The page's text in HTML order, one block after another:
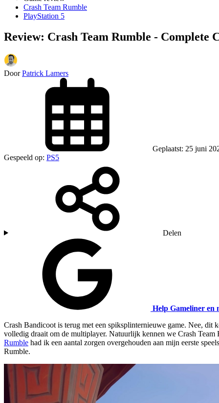
Crash Team Rumble
PlayStation 5
Review: Crash Team Rumble - Complete
Door Patrick Lamers
Geplaatst: 25 juni
Gespeeld op: PS5
Delen
Help Gameliner en
Crash Bandicoot is terug met een spiksplinternieuwe game. Nee, dit
volledig draait om de multiplayer. Natuurlijk kennen we Crash
Rumble had ik een aantal zorgen overgehouden aan mijn eerste
Rumble.